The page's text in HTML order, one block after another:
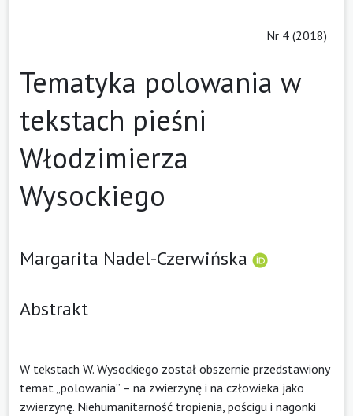
Nr 4 (2018)
Tematyka polowania w
tekstach pieśni
Włodzimierza
Wysockiego
Margarita Nadel-Czerwińska
Abstrakt
W tekstach W. Wysockiego został obszernie przedstawiony
temat „polowania” – na zwierzynę i na człowieka jako
zwierzynę. Niehumanitarność tropienia, pościgu i nagonki